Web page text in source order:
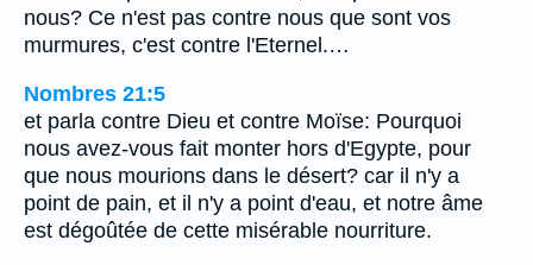
nous? Ce n'est pas contre nous que sont vos
murmures, c'est contre l'Eternel.…
Nombres 21:5
et parla contre Dieu et contre Moïse: Pourquoi
nous avez-vous fait monter hors d'Egypte, pour
que nous mourions dans le désert? car il n'y a
point de pain, et il n'y a point d'eau, et notre âme
est dégoûtée de cette misérable nourriture.